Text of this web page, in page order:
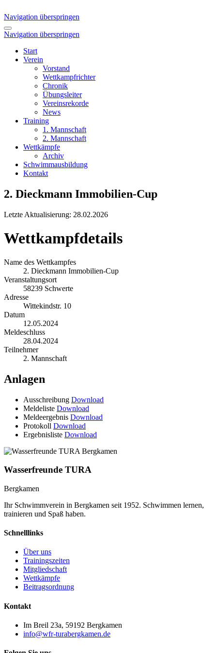
Navigation überspringen
Navigation überspringen
Start
Verein
Vorstand
Wettkampfrichter
Chronik
Übungsleiter
Vereinsrekorde
News
Training
1. Mannschaft
2. Mannschaft
Wettkämpfe
Archiv
Schwimmausbildung
Kontakt
2. Dieckmann Immobilien-Cup
Letzte Aktualisierung: 28.02.2026
Wettkampfdetails
Name des Wettkampfes
2. Dieckmann Immobilien-Cup
Veranstaltungsort
58239 Schwerte
Adresse
Wittekindstr. 10
Datum
12.05.2024
Meldeschluss
28.04.2024
Teilnehmer
2. Mannschaft
Anlagen
Ausschreibung Download
Meldeliste Download
Meldeergebnis Download
Protokoll Download
Ergebnisliste Download
Wasserfreunde TURA
Bergkamen
Ihr Schwimmverein in Bergkamen seit 1952. Schwimmen lernen,
trainieren und Spaß haben.
Schnelllinks
Über uns
Trainingszeiten
Mitgliedschaft
Wettkämpfe
Beitragsordnung
Kontakt
Im Breil 23a, 59192 Bergkamen
info@wfr-turabergkamen.de